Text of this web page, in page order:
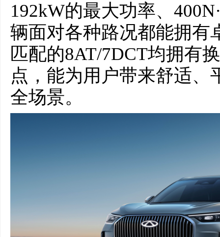
192kW的最大功率、
辆面对各种路况都能拥有
匹配的8AT/7DCT均拥有
点，能为用户带来舒适、
全场景。